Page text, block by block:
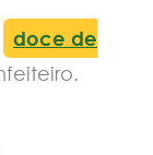
doce de